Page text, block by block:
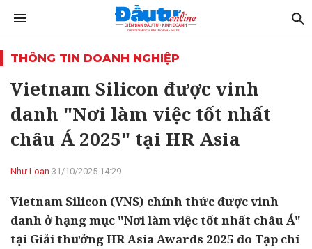
THÔNG TIN DOANH NGHIỆP
Vietnam Silicon được vinh
danh "Nơi làm việc tốt nhất
châu Á 2025" tại HR Asia
Như Loan 31/10/2025 14:29
Vietnam Silicon (VNS) chính thức được vinh
danh ở hạng mục "Nơi làm việc tốt nhất châu Á"
tại Giải thưởng HR Asia Awards 2025 do Tạp chí